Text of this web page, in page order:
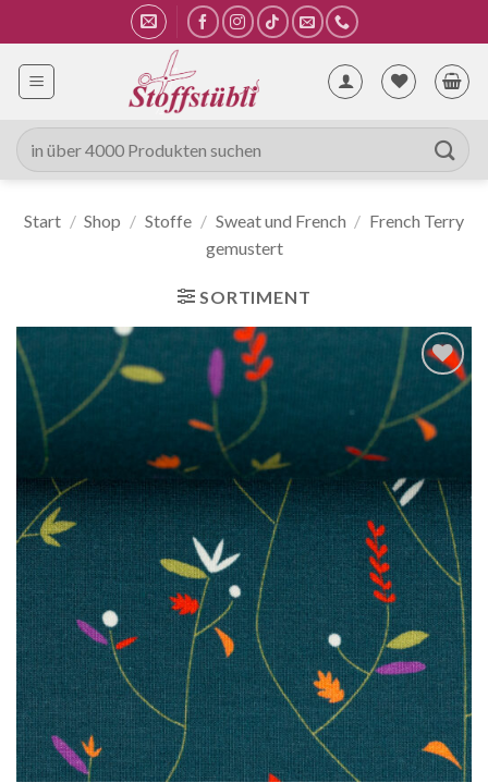
Inhalt
springen
Suche
nach:
Start / Shop / Stoffe / Sweat und French / French Terry
gemustert
SORTIMENT
Auf die
Wunschliste